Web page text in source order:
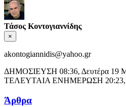
Τάσος Κοντογιαννίδης
×
akontogiannidis@yahoo.gr
ΔΗΜΟΣΙΕΥΣΗ 08:36, Δευτέρα 19
ΤΕΛΕΥΤΑΙΑ ΕΝΗΜΕΡΩΣΗ
Άρθρα